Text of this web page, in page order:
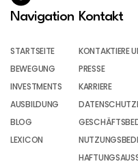
Navigation
STARTSEITE
BEWEGUNG
INVESTMENTS
AUSBILDUNG
BLOG
LEXICON
Kontakt
KONTAKTIERE
PRESSE
KARRIERE